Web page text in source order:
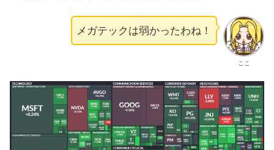
ここ
メガテックは弱かったわね！